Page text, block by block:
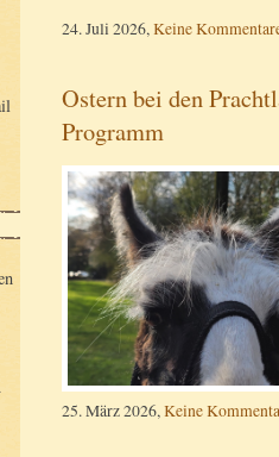
24. Juli 2026,Keine
Ostern bei den
Programm
25. März 2026,Keine